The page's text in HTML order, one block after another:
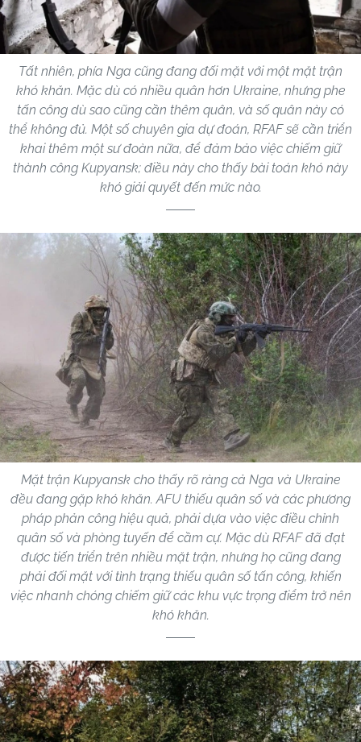
Tất nhiên, phía Nga cũng đang đối mặt với một mặt trận
khó khăn. Mặc dù có nhiều quân hơn Ukraine, nhưng phe
tấn công dù sao cũng cần thêm quân, và số quân này có
thể không đủ. Một số chuyên gia dự đoán, RFAF sẽ cần triển
khai thêm một sư đoàn nữa, để đảm bảo việc chiếm giữ
thành công Kupyansk; điều này cho thấy bài toán khó này
khó giải quyết đến mức nào.
Mặt trận Kupyansk cho thấy rõ ràng cả Nga và Ukraine
đều đang gặp khó khăn. AFU thiếu quân số và các phương
pháp phản công hiệu quả, phải dựa vào việc điều chỉnh
quân số và phòng tuyến để cầm cự. Mặc dù RFAF đã đạt
được tiến triển trên nhiều mặt trận, nhưng họ cũng đang
phải đối mặt với tình trạng thiếu quân số tấn công, khiến
việc nhanh chóng chiếm giữ các khu vực trọng điểm trở nên
khó khăn.